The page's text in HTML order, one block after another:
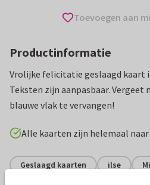
Toevoegen aan
Productinformatie
Vrolijke felicitatie geslaagd kaart
Teksten zijn aanpasbaar. Vergeet
blauwe vlak te vervangen!
Alle kaarten zijn helemaal naar
Geslaagd kaarten ilse